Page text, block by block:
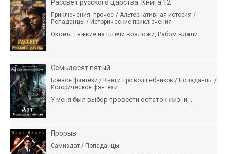
Рассвет русского царства. Книга 12
Приключения: прочее / Альтернативная история /
Попаданцы / Исторические приключения
Оковы тяжкие на плечи возложи, Рабом вдали...
Семьдесят пятый
Боевое фэнтези / Книги про волшебников / Попаданцы /
Историческое фэнтези
У меня был выбор провести остаток жизни...
Прорыв
Самиздат / Попаданцы